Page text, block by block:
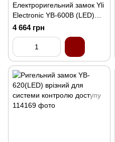
Електроригельний замок Yli
Electronic YB-600B (LED)
врізний для системи
контролю доступу
4 664 грн